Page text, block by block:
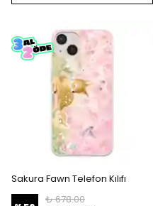
Sakura Fawn Telefon Kılıfı
₺ 678.00